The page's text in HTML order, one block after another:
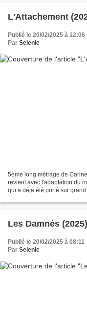
L'Attachement
Publié le 20/02/2025 à 12:06
Par Selenie
5ème long métrage de
revient avec l'adaptation du
qui a déjà été porté sur
Les Damnés
Publié le 20/02/2025 à 08:11
Par Selenie